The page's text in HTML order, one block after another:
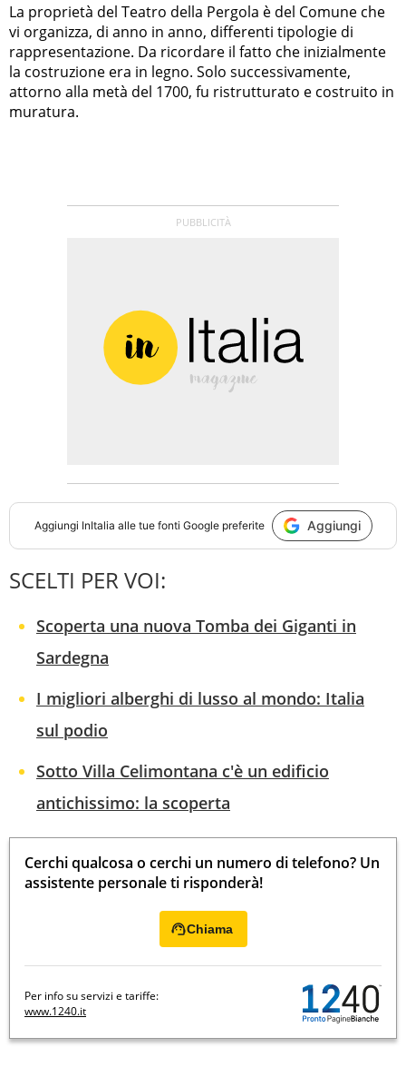
La proprietà del Teatro della Pergola è del Comune che
vi organizza, di anno in anno, differenti tipologie di
rappresentazione. Da ricordare il fatto che inizialmente
la costruzione era in legno. Solo successivamente,
attorno alla metà del 1700, fu ristrutturato e costruito in
muratura.
Aggiungi InItalia alle tue fonti Google preferite Aggiungi
SCELTI PER VOI:
Scoperta una nuova Tomba dei Giganti in
Sardegna
I migliori alberghi di lusso al mondo: Italia
sul podio
Sotto Villa Celimontana c'è un edificio
antichissimo: la scoperta
Cerchi qualcosa o cerchi un numero di telefono? Un
assistente personale ti risponderà!
Chiama
Per info su servizi e tariffe:
www.1240.it